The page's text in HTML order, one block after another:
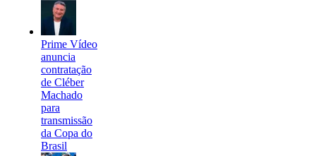
Prime Vídeo
anuncia
contratação
de Cléber
Machado
para
transmissão
da Copa do
Brasil